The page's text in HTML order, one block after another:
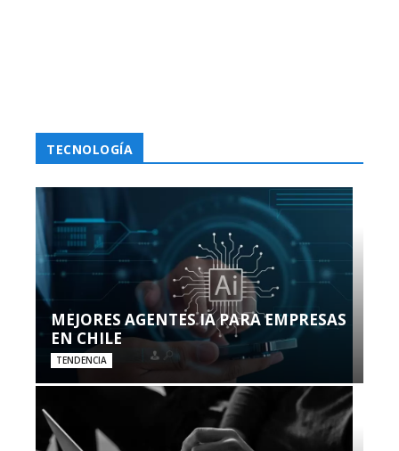
TECNOLOGÍA
MEJORES AGENTES IA PARA EMPRESAS
EN CHILE
TENDENCIA